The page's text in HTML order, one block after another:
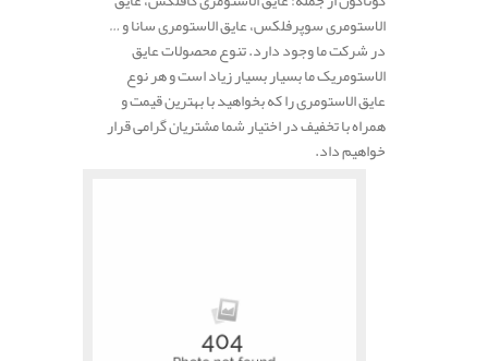
الاستومری سوپرفلکس، عایق الاستومری سانا و …
در شرکت ما وجود دارد. تنوع محصولات عایق
الاستومریک ما بسیار بسیار زیاد است و هر نوع
عایق الاستومری را که بخواهید با بهترین قیمت و
همراه با تخفیف در اختیار شما مشتریان گرامی قرار
خواهیم داد.